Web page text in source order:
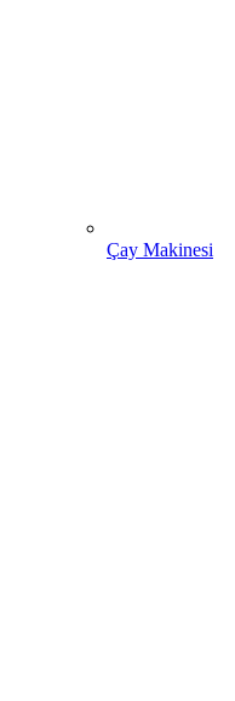
Çay Makinesi